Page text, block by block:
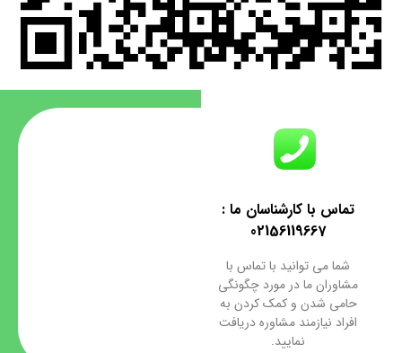
تماس با کارشناسان ما :
02156119667
شما می توانید با تماس با
مشاوران ما در مورد چگونگی
حامی شدن و کمک کردن به
افراد نیازمند مشاوره دریافت
نمایید.